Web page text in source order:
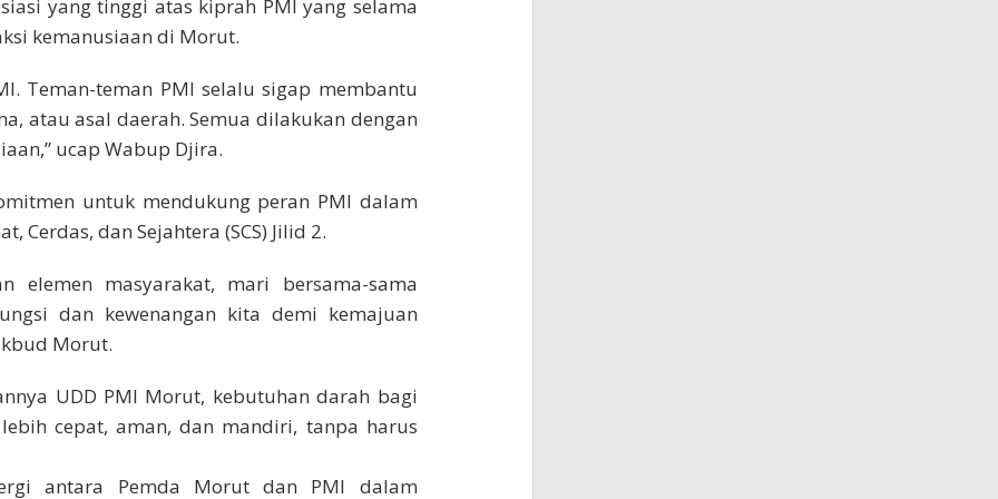
yang tinggi atas kiprah PMI yang selama
kemanusiaan di Morut.
Teman-teman PMI selalu sigap membantu
atau asal daerah. Semua dilakukan dengan
ucap Wabup Djira.
untuk mendukung peran PMI dalam
Cerdas, dan Sejahtera (SCS) Jilid 2.
elemen masyarakat, mari bersama-sama
dan kewenangan kita demi kemajuan
Morut.
UDD PMI Morut, kebutuhan darah bagi
cepat, aman, dan mandiri, tanpa harus
antara Pemda Morut dan PMI dalam